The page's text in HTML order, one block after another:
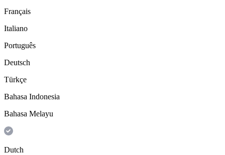
Français
Italiano
Português
Deutsch
Türkçe
Bahasa Indonesia
Bahasa Melayu
Dutch